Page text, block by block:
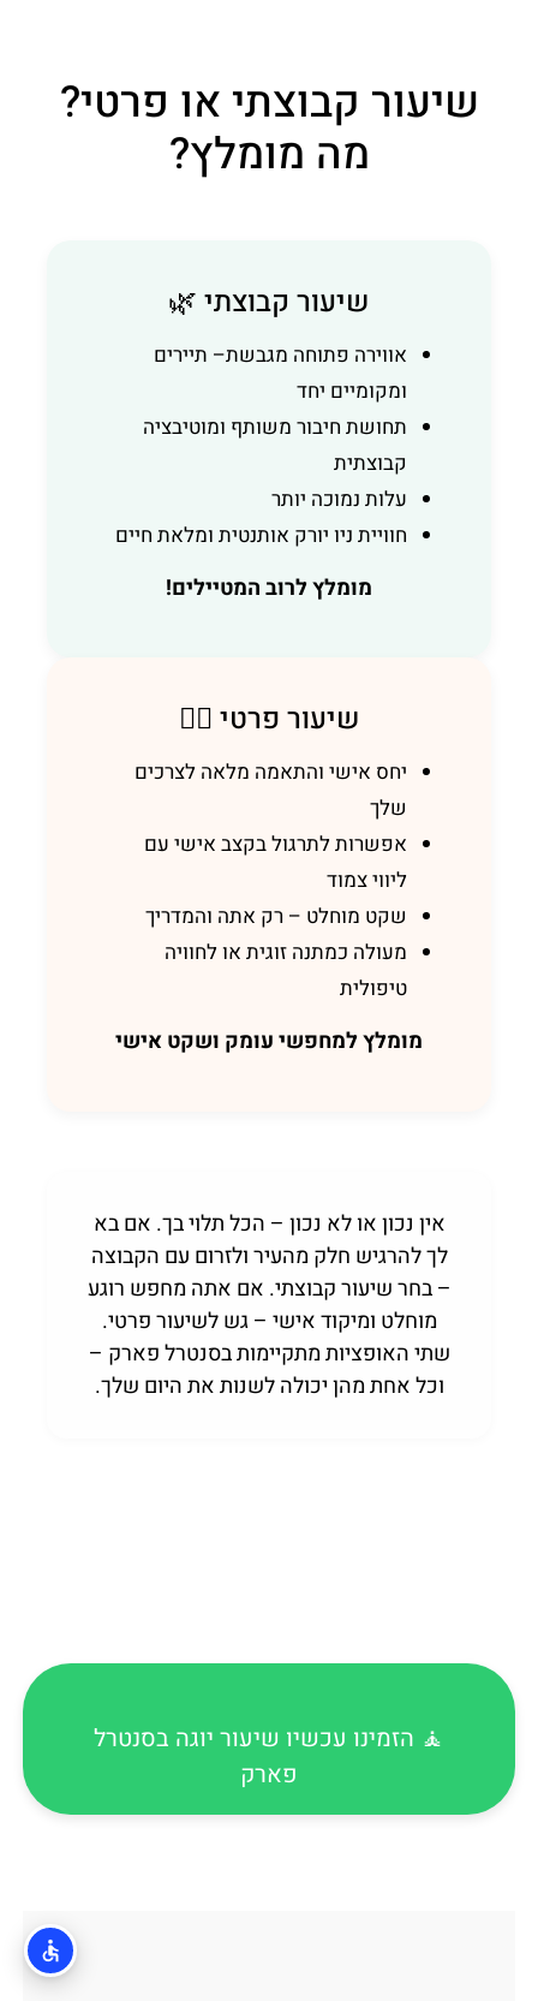
שיעור קבוצתי או פרטי?
מה מומלץ?
שיעור קבוצתי 🌿
אווירה פתוחה מגבשת– תיירים
ומקומיים יחד
תחושת חיבור משותף ומוטיבציה
קבוצתית
עלות נמוכה יותר
חוויית ניו יורק אותנטית ומלאת חיים
מומלץ לרוב המטיילים!
שיעור פרטי 🧘‍♂️
יחס אישי והתאמה מלאה לצרכים
שלך
אפשרות לתרגול בקצב אישי עם
ליווי צמוד
שקט מוחלט – רק אתה והמדריך
מעולה כמתנה זוגית או לחוויה
טיפולית
מומלץ למחפשי עומק ושקט אישי
אין נכון או לא נכון – הכל תלוי בך. אם בא
לך להרגיש חלק מהעיר ולזרום עם הקבוצה
– בחר שיעור קבוצתי. אם אתה מחפש רוגע
מוחלט ומיקוד אישי – גש לשיעור פרטי.
שתי האופציות מתקיימות בסנטרל פארק –
וכל אחת מהן יכולה לשנות את היום שלך.
🧘 הזמינו עכשיו שיעור יוגה בסנטרל
פארק